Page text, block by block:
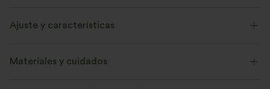
Ajuste y características
Materiales y cuidados